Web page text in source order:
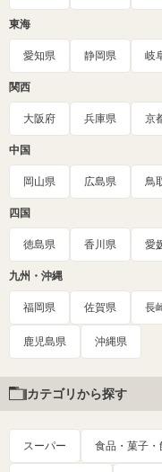
東海
愛知県 静岡県 岐
関西
大阪府 兵庫県 京
中国
岡山県 広島県 鳥
四国
徳島県 香川県 愛
九州・沖縄
福岡県 佐賀県 長
鹿児島県 沖縄県
カテゴリから探す
スーパー 食品・菓子